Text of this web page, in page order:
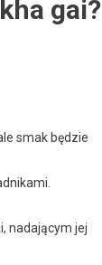
gai?
smak będzie
nadającym jej